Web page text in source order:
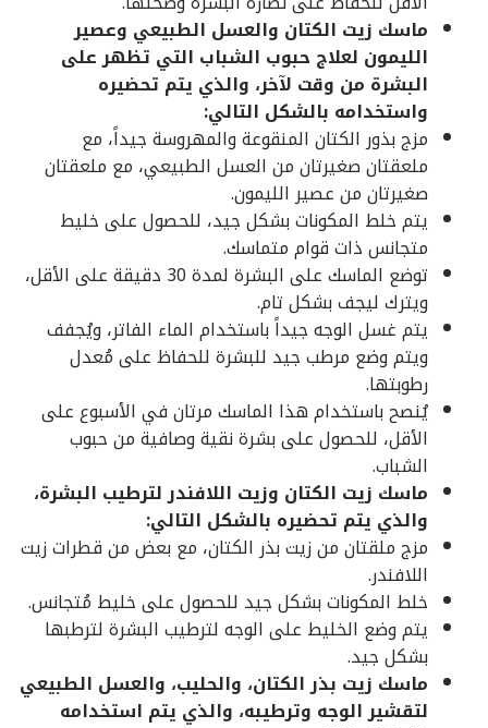
ماسك زيت الكتان والعسل الطبيعي وعصير
الليمون لعلاج حبوب الشباب التي تظهر على
البشرة من وقت لآخر، والذي يتم تحضيره
واستخدامه بالشكل التالي:
مزج بذور الكتان المنقوعة والمهروسة جيداً، مع
ملعقتان صغيرتان من العسل الطبيعي، مع ملعقتان
صغيرتان من عصير الليمون.
يتم خلط المكونات بشكل جيد، للحصول على خليط
متجانس ذات قوام متماسك.
توضع الماسك على البشرة لمدة 30 دقيقة على الأقل،
ويترك ليجف بشكل تام.
يتم غسل الوجه جيداً باستخدام الماء الفاتر، ويُجفف
ويتم وضع مرطب جيد للبشرة للحفاظ على مُعدل
رطوبتها.
يُنصح باستخدام هذا الماسك مرتان في الأسبوع على
الأقل، للحصول على بشرة نقية وصافية من حبوب
الشباب.
ماسك زيت الكتان وزيت اللافندر لترطيب البشرة،
والذي يتم تحضيره بالشكل التالي:
مزج ملقتان من زيت بذر الكتان، مع بعض من قطرات زيت
اللافندر.
خلط المكونات بشكل جيد للحصول على خليط مُتجانس.
يتم وضع الخليط على الوجه لترطيب البشرة لترطبها
بشكل جيد.
ماسك زيت بذر الكتان، والحليب، والعسل الطبيعي
لتقشير الوجه وترطيبه، والذي يتم استخدامه